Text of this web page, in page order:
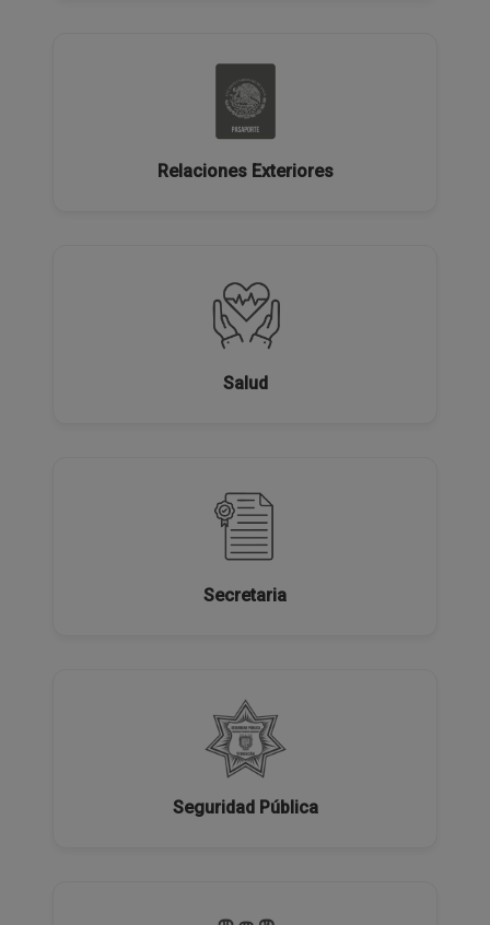
Relaciones Exteriores
Salud
Secretaria
Seguridad Pública